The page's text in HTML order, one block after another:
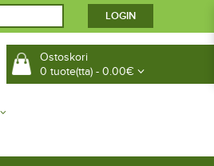
Ostoskori
0 tuote(tta) - 0.00€